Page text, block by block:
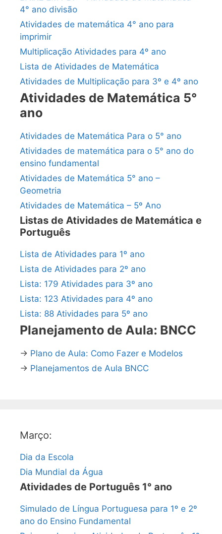
4° ano divisão
Atividades de matemática 4° ano para
imprimir
Multiplicação Atividades para 4º ano
Lista de Atividades de Matemática
Atividades de Multiplicação para 3º e 4º ano
Atividades de Matemática 5°
ano
Atividades de Matemática Para o 5° ano
Atividades de matemática para o 5° ano do
ensino fundamental
Atividades de Matemática 5° ano –
Geometria
Atividades de Matemática – 5º Ano
Listas de Atividades de Matemática e
Português
Lista de Atividades para 1º ano
Lista de Atividades para 2º ano
Lista: 179 Atividades para 3º ano
Lista: 123 Atividades para 4º ano
Lista: 88 Atividades para 5º ano
Planejamento de Aula: BNCC
→ Plano de Aula: Como Fazer e Modelos
→ Planejamentos de Aula BNCC
Março:
Dia da Escola
Dia Mundial da Água
Atividades de Português 1° ano
Simulado de Língua Portuguesa para 1º e 2º
ano do Ensino Fundamental